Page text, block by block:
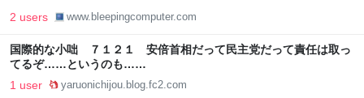
2 users www.bleepingcomputer.com
国際的な小咄 ７１２１ 安倍首相だって民主党だって責任は取っ
てるぞ……というのも……
1 user yaruonichijou.blog.fc2.com